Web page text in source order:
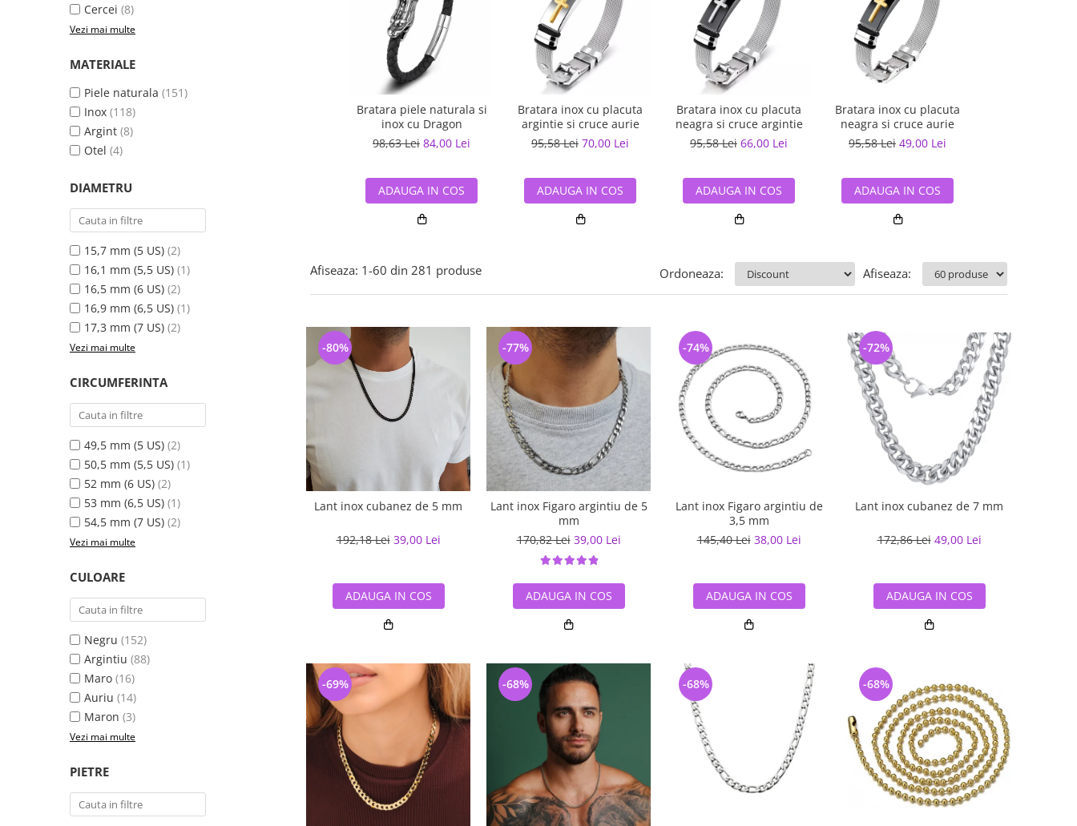
semipretioase
Bijuterii argint cu diverse
Bijuterii argint cu murano
Bijuterii de Lux
Bijuterii Handmade
Bijuterii fantezie
Casete si cutii de bijuterii
Bijuterii tungsten
Solutii si lavete de curatare
bijuterii argint
Cercei (8)
Vezi mai multe
MATERIALE
Piele naturala (151)
Inox (118)
Argint (8)
Otel (4)
DIAMETRU
15,7 mm (5 US) (2)
16,1 mm (5,5 US) (1)
16,5 mm (6 US) (2)
16,9 mm (6,5 US) (1)
17,3 mm (7 US) (2)
Vezi mai multe
CIRCUMFERINTA
49,5 mm (5 US) (2)
50,5 mm (5,5 US) (1)
52 mm (6 US) (2)
53 mm (6,5 US) (1)
54,5 mm (7 US) (2)
Vezi mai multe
CULOARE
Negru (152)
Argintiu (88)
Maro (16)
Auriu (14)
Maron (3)
Vezi mai multe
PIETRE
Bratara piele naturala si
inox cu Dragon
98,63 Lei 84,00 Lei
ADAUGA IN COS
Bratara inox cu placuta
argintie si cruce aurie
95,58 Lei 70,00 Lei
ADAUGA IN COS
Bratara inox cu placuta
neagra si cruce argintie
95,58 Lei 66,00 Lei
ADAUGA IN COS
Bratara inox cu placuta
neagra si cruce aurie
95,58 Lei 49,00 Lei
ADAUGA IN COS
Afiseaza: 1-60 din 281 produse Afiseaza:
Ordoneaza:
Lant inox cubanez de 5 mm
192,18 Lei 39,00 Lei
-80%
ADAUGA IN COS
Lant inox Figaro argintiu de 5
mm
170,82 Lei 39,00 Lei
-77%
ADAUGA IN COS
Lant inox Figaro argintiu de
3,5 mm
145,40 Lei 38,00 Lei
-74%
ADAUGA IN COS
Lant inox cubanez de 7 mm
172,86 Lei 49,00 Lei
-72%
ADAUGA IN COS
-69% -68% -68% -68%